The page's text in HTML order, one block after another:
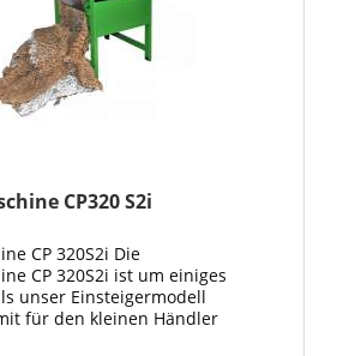
CP320 S2i
CP 320S2i Die
CP 320S2i ist um einiges
unser Einsteigermodell
für den kleinen Händler